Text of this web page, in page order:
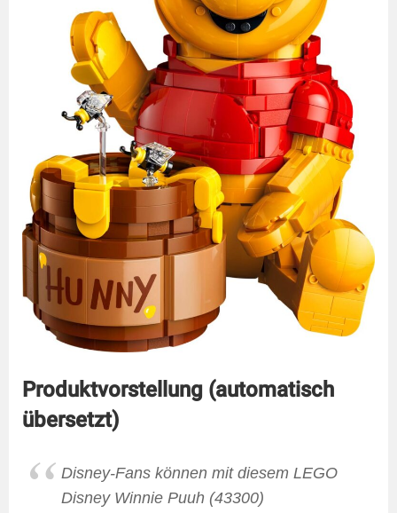
Produktvorstellung (automatisch
übersetzt)
Disney-Fans können mit diesem LEGO
Disney Winnie Puuh (43300)